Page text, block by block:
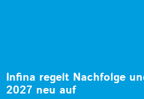
Infina regelt Nachfolge
2027 neu auf